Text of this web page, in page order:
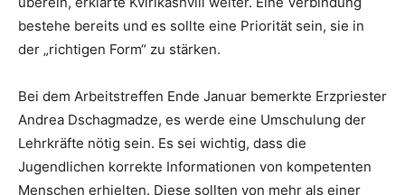
bestehe bereits und es sollte eine Priorität sein, sie in
der „richtigen Form“ zu stärken.
Bei dem Arbeitstreffen Ende Januar bemerkte Erzpriester
Andrea Dschagmadze, es werde eine Umschulung der
Lehrkräfte nötig sein. Es sei wichtig, dass die
Jugendlichen korrekte Informationen von kompetenten
Menschen erhielten. Diese sollten von mehr als einer